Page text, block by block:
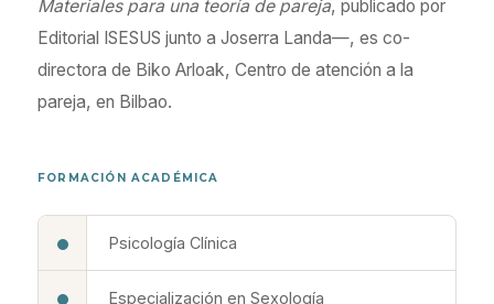
Materiales para una teoría de pareja, publicado por
Editorial ISESUS junto a Joserra Landa—, es co-
directora de Biko Arloak, Centro de atención a la
pareja, en Bilbao.
FORMACIÓN ACADÉMICA
Psicología Clínica
Especialización en Sexología